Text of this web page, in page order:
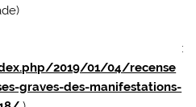
:
2019/01/04/recense
graves-des-manifestations-